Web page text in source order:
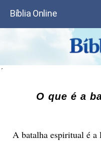
Bíblia Online
´
O que é a
A batalha espiritual é a